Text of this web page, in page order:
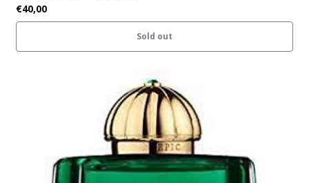
€40,00
Sold out